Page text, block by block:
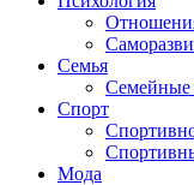
Семья
Семейные
Спорт
Мода